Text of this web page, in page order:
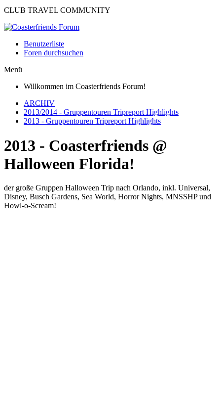
CLUB TRAVEL COMMUNITY
Benutzerliste
Foren durchsuchen
Menü
Willkommen im Coasterfriends Forum!
ARCHIV
2013/2014 - Gruppentouren Tripreport Highlights
2013 - Gruppentouren Tripreport Highlights
2013 - Coasterfriends @
Halloween Florida!
der große Gruppen Halloween Trip nach Orlando, inkl. Universal,
Disney, Busch Gardens, Sea World, Horror Nights, MNSSHP und
Howl-o-Scream!